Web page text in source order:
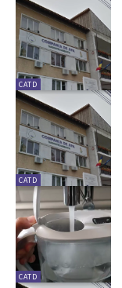
CATD
CATD
CATD